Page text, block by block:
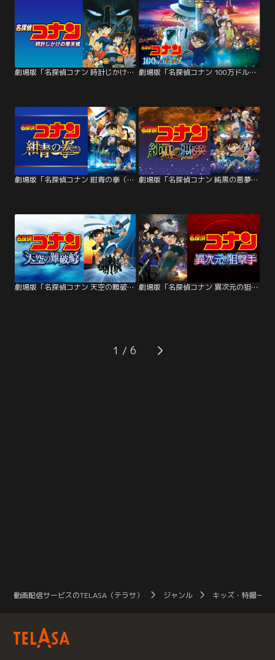
劇場版「名探偵コナン 時計じかけの摩天楼」 劇場版「名探偵コナン 100万ドルの五稜星（みちしるべ）」
劇場版「名探偵コナン 紺青の拳（フィスト）」 劇場版「名探偵コナン 純黒の悪夢（ナイトメア）」
劇場版「名探偵コナン 天空の難破船（ロスト・シップ）」 劇場版「名探偵コナン 異次元の狙撃手（スナイパー）」
1
動画配信サービスのTELASA（テラサ） ジャンル キッズ・特撮一覧